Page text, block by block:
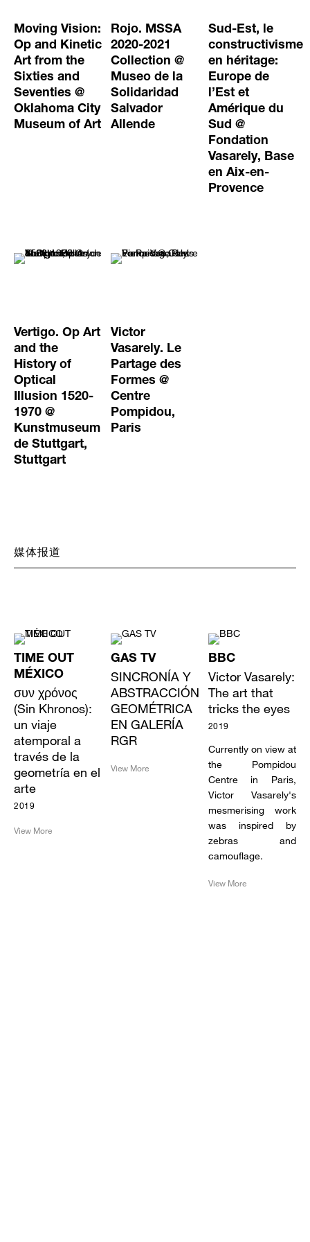
Moving Vision:
Op and Kinetic
Art from the
Sixties and
Seventies @
Oklahoma City
Museum of Art
Rojo. MSSA
2020-2021
Collection @
Museo de la
Solidaridad
Salvador
Allende
Sud-Est, le
constructivisme
en héritage:
Europe de
l’Est et
Amérique du
Sud @
Fondation
Vasarely, Base
en Aix-en-
Provence
Vertigo. Op Art
and the
History of
Optical
Illusion 1520-
1970 @
Kunstmuseum
de Stuttgart,
Stuttgart
Victor
Vasarely. Le
Partage des
Formes @
Centre
Pompidou,
Paris
媒体报道
TIME OUT
MÉXICO
συν χρόνος
(Sin Khronos):
un viaje
atemporal a
través de la
geometría en el
arte
2019
View More
GAS TV
SINCRONÍA Y
ABSTRACCIÓN
GEOMÉTRICA
EN GALERÍA
RGR
View More
BBC
Victor Vasarely:
The art that
tricks the eyes
2019
Currently on view at
the Pompidou
Centre in Paris,
Victor Vasarely's
mesmerising work
was inspired by
zebras and
camouflage.
View More